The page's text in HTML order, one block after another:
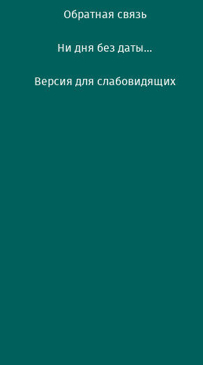
Обратная связь
Ни дня без даты...
Версия для слабовидящих